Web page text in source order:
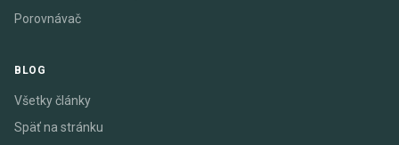
Porovnávač
BLOG
Všetky články
Späť na stránku